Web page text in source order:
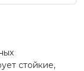
стойкие,